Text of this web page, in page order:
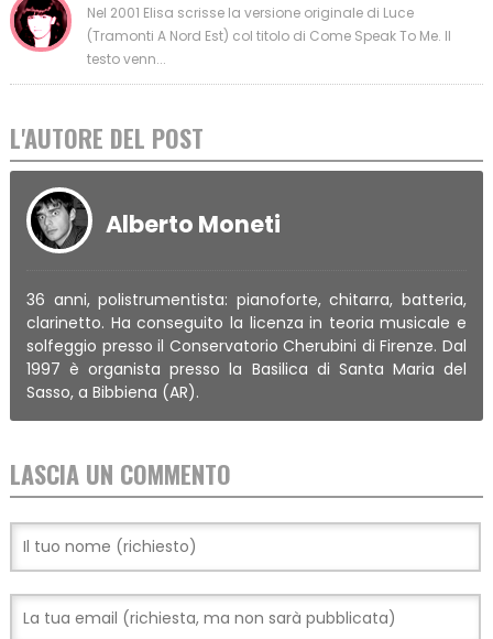
Nel 2001 Elisa scrisse la versione originale di Luce
(Tramonti A Nord Est) col titolo di Come Speak To Me. Il
testo venn...
L'AUTORE DEL POST
Alberto Moneti
36 anni, polistrumentista: pianoforte, chitarra, batteria,
clarinetto. Ha conseguito la licenza in teoria musicale e
solfeggio presso il Conservatorio Cherubini di Firenze. Dal
1997 è organista presso la Basilica di Santa Maria del
Sasso, a Bibbiena (AR).
LASCIA UN COMMENTO